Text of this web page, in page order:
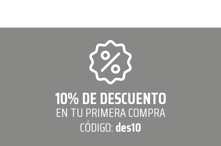
10% DE DESCUENTO
EN TU PRIMERA COMPRA
CÓDIGO:des10